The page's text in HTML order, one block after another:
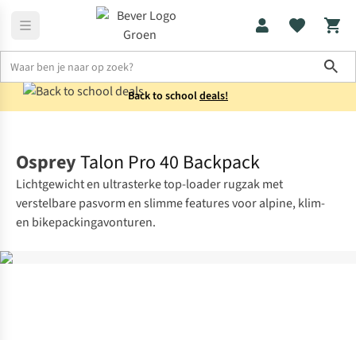
Back to schooldeals!
OspreyTalon Pro 40 Backpack
Lichtgewicht en ultrasterke top-loader rugzak met
verstelbare pasvorm en slimme features voor alpine, klim-
en bikepackingavonturen.